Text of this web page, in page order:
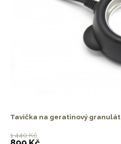
Tavička na geratinový granulát
1 440 Kč